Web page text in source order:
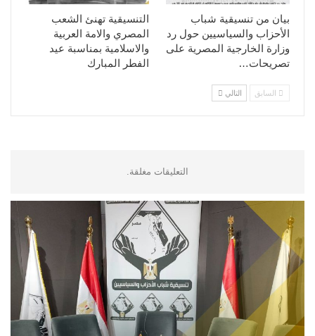
التنسيقية تهنئ الشعب
المصري والامة العربية
والاسلامية بمناسبة عيد
الفطر المبارك
بيان من تنسيقية شباب
الأحزاب والسياسيين حول رد
وزارة الخارجية المصرية على
تصريحات…
السابق التالي
التعليقات مغلقة.